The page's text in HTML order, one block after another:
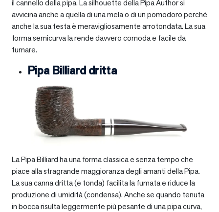
il cannello della pipa. La silhouette della Pipa Author si
avvicina anche a quella di una mela o di un pomodoro perché
anche la sua testa è meravigliosamente arrotondata. La sua
forma semicurva la rende davvero comoda e facile da
fumare.
Pipa Billiard dritta
La Pipa Billiard ha una forma classica e senza tempo che
piace alla stragrande maggioranza degli amanti della Pipa.
La sua canna dritta (e tonda) facilita la fumata e riduce la
produzione di umidità (condensa). Anche se quando tenuta
in bocca risulta leggermente più pesante di una pipa curva,